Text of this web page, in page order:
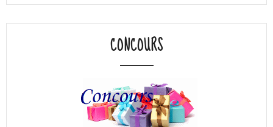
CONCOURS